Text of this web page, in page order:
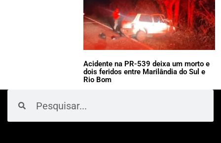
Acidente na PR-539 deixa um morto e
dois feridos entre Marilândia do Sul e
Rio Bom